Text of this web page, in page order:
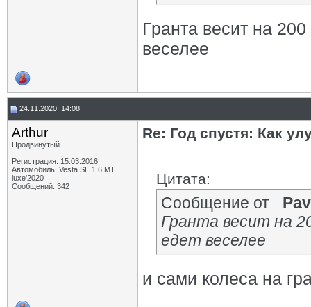
Гранта весит на
веселее
24.11.2020, 14:08
Arthur
Продвинутый
Регистрация: 15.03.2016
Автомобиль: Vesta SE 1.6 MT
luxe'2020
Сообщений: 342
Re: Год спустя: Как
Цитата:
Сообщение от
Гранта весит на
едет веселее
и сами колеса на